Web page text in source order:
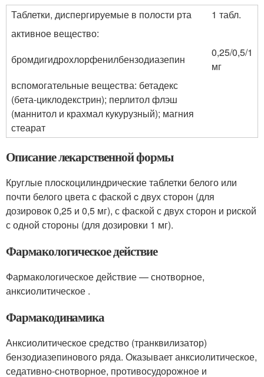
Таблетки, диспергируемые в полости рта
1 табл.
активное вещество:
бромдигидрохлорфенилбензодиазепин
0,25/0,5/1
мг
вспомогательные вещества: бетадекс
(бета-циклодекстрин); перлитол флэш
(маннитол и крахмал кукурузный); магния
стеарат
Описание лекарственной формы
Круглые плоскоцилиндрические таблетки белого или
почти белого цвета с фаской c двух сторон (для
дозировок 0,25 и 0,5 мг), с фаской с двух сторон и риской
с одной стороны (для дозировки 1 мг).
Фармакологическое действие
Фармакологическое действие — снотворное,
анксиолитическое .
Фармакодинамика
Анксиолитическое средство (транквилизатор)
бензодиазепинового ряда. Оказывает анксиолитическое,
седативно-снотворное, противосудорожное и